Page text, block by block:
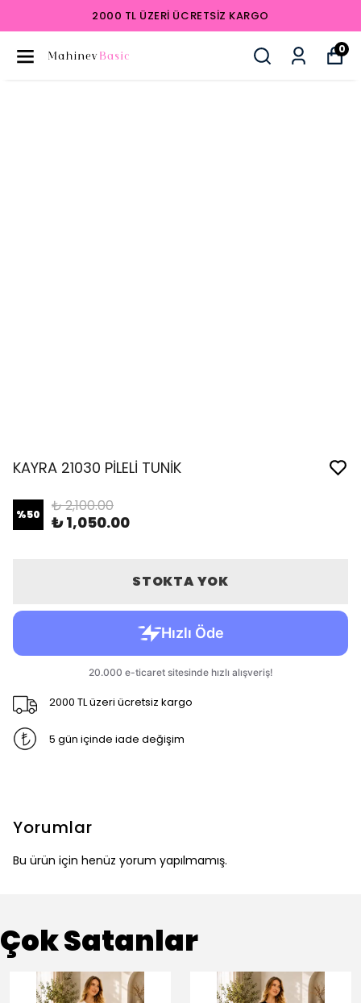
2000 TL ÜZERI ÜCRETSIZ KARGO
0
KAYRA 21030 PİLELİ TUNİK
%50 ₺ 2,100.00
₺ 1,050.00
STOKTA YOK
2000 TL üzeri ücretsiz kargo
5 gün içinde iade değişim
Yorumlar
Bu ürün için henüz yorum yapılmamış.
Çok Satanlar